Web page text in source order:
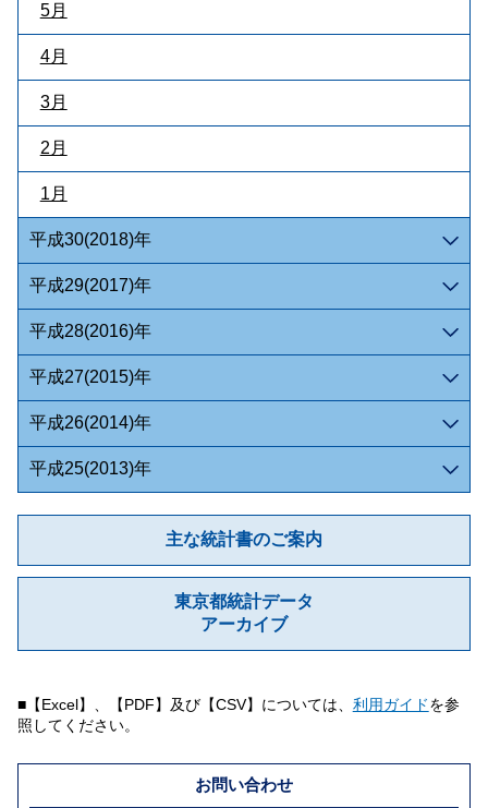
5月
4月
3月
2月
1月
平成30(2018)年
平成29(2017)年
平成28(2016)年
平成27(2015)年
平成26(2014)年
平成25(2013)年
主な統計書のご案内
東京都統計データ
アーカイブ
■【Excel】、【PDF】及び【CSV】については、 利用ガイドを参
照してください。
お問い合わせ